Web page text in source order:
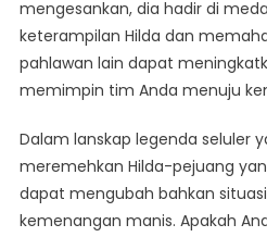
mengesankan, dia hadir di
keterampilan Hilda dan
pahlawan lain dapat
memimpin tim Anda menuju
Dalam lanskap legenda seluler
meremehkan Hilda-pejuang
dapat mengubah bahkan
kemenangan manis. Apakah